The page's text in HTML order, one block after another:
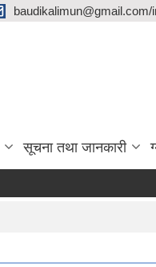
सूचना तथा जानकारी